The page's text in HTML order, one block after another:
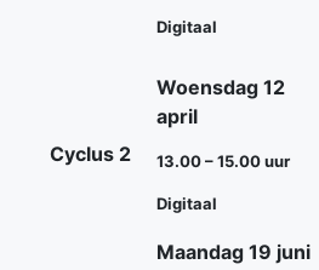
Digitaal
Cyclus 2
Woensdag 12
april
13.00 – 15.00 uur
Digitaal
Maandag 19 juni